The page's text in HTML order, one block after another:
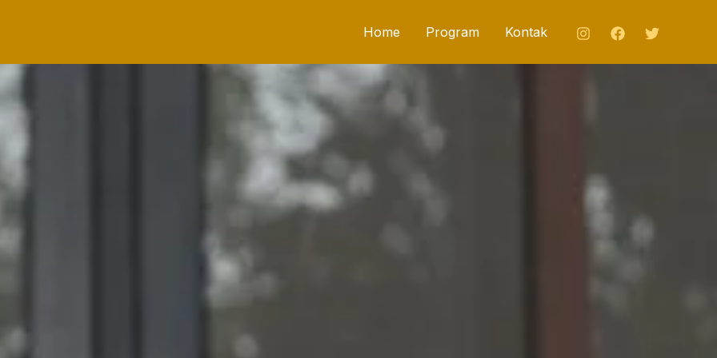
Home Program Kontak